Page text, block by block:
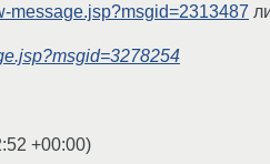
message.jsp?msgid=2313487
+00:00)